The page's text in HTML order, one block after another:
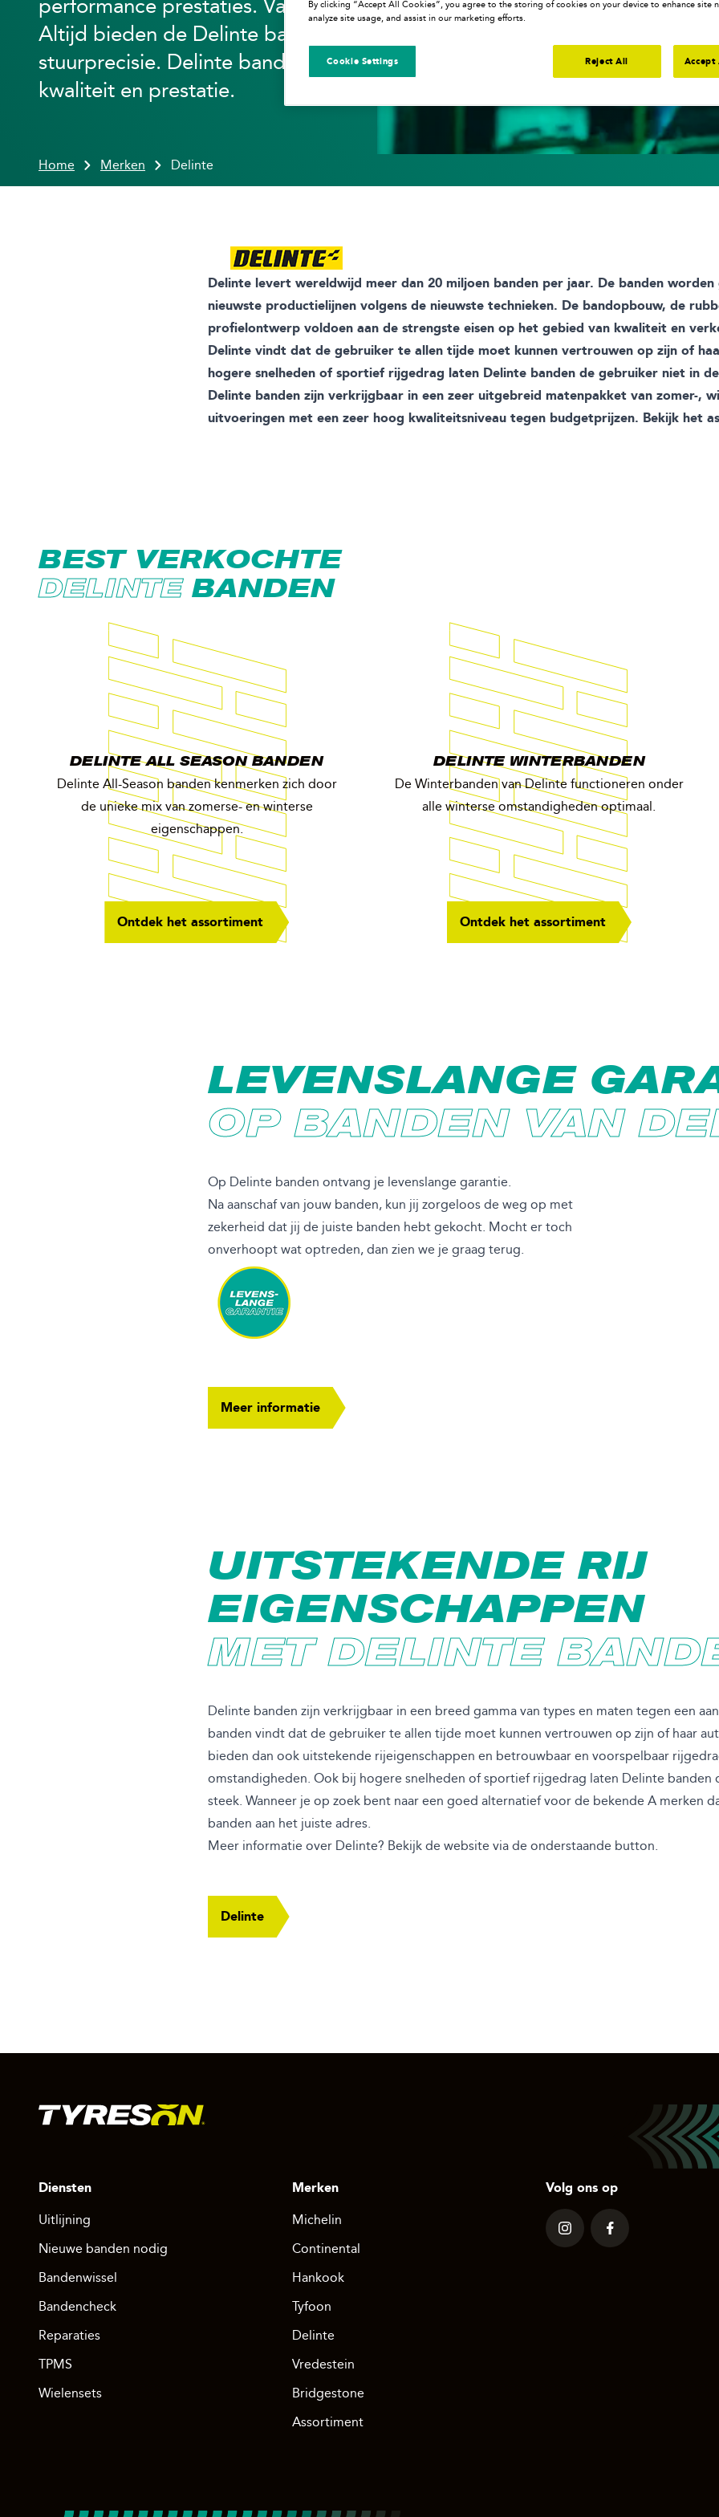
Home Merken Delinte
performance prestaties. Van snelweg tot off-road.
Altijd bieden de Delinte banden de juiste, grip en
stuurprecisie. Delinte banden zijn dé ideale mix van
kwaliteit en prestatie.
Delinte levert wereldwijd meer dan 20 miljoen banden per jaar. De banden
nieuwste productielijnen volgens de nieuwste technieken. De bandopbouw, de
profielontwerp voldoen aan de strengste eisen op het gebied van kwaliteit en
Delinte vindt dat de gebruiker te allen tijde moet kunnen vertrouwen op zijn of
hogere snelheden of sportief rijgedrag laten Delinte banden de gebruiker niet in
Delinte banden zijn verkrijgbaar in een zeer uitgebreid matenpakket van zomer-,
uitvoeringen met een zeer hoog kwaliteitsniveau tegen budgetprijzen. Bekijk het
BEST VERKOCHTE
DELINTE BANDEN
DELINTE ALL SEASON BANDEN
Delinte All-Season banden kenmerken zich door
de unieke mix van zomerse- en winterse
eigenschappen.
Ontdek het assortiment
DELINTE WINTERBANDEN
De Winterbanden van Delinte functioneren onder
alle winterse omstandigheden optimaal.
Ontdek het assortiment
LEVENSLANGE
OP BANDEN VAN
Op Delinte banden ontvang je levenslange garantie.
Na aanschaf van jouw banden, kun jij zorgeloos de weg op met
zekerheid dat jij de juiste banden hebt gekocht. Mocht er toch
onverhoopt wat optreden, dan zien we je graag terug.
Meer informatie
UITSTEKENDE RIJ
EIGENSCHAPPEN
MET DELINTE
Delinte banden zijn verkrijgbaar in een breed gamma van types en maten tegen een
banden vindt dat de gebruiker te allen tijde moet kunnen vertrouwen op zijn of haar
bieden dan ook uitstekende rijeigenschappen en betrouwbaar en voorspelbaar
omstandigheden. Ook bij hogere snelheden of sportief rijgedrag laten Delinte banden
steek. Wanneer je op zoek bent naar een goed alternatief voor de bekende A merken
banden aan het juiste adres.
Meer informatie over Delinte? Bekijk de website via de onderstaande button.
Delinte
FOOTER
Diensten
Uitlijning
Nieuwe banden nodig
Bandenwissel
Bandencheck
Reparaties
TPMS
Wielensets
Merken
Michelin
Continental
Hankook
Tyfoon
Delinte
Vredestein
Bridgestone
Assortiment
Volg ons op
By clicking “Accept All Cookies”, you agree to the storing of cookies on your device to enhance site
analyze site usage, and assist in our marketing efforts.
Reject All Accept
Cookie Settings